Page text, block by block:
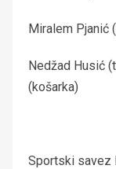
Miralem Pjanić
Nedžad Husić
(košarka)
Sportski savez